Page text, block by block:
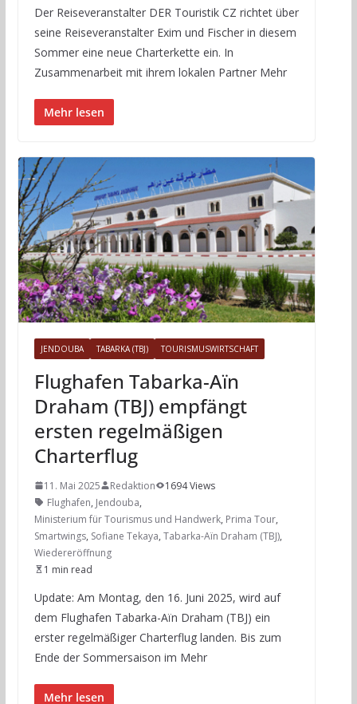
Der Reiseveranstalter DER Touristik CZ richtet über
seine Reiseveranstalter Exim und Fischer in diesem
Sommer eine neue Charterkette ein. In
Zusammenarbeit mit ihrem lokalen Partner Mehr
Mehr lesen
JENDOUBA TABARKA (TBJ) TOURISMUSWIRTSCHAFT
Flughafen Tabarka-Aïn
Draham (TBJ) empfängt
ersten regelmäßigen
Charterflug
11. Mai 2025 Redaktion
1694 Views
Flughafen, Jendouba,
Ministerium für Tourismus und Handwerk, Prima Tour,
Smartwings, Sofiane Tekaya, Tabarka-Aïn Draham (TBJ),
Wiedereröffnung
1 min read
Update: Am Montag, den 16. Juni 2025, wird auf
dem Flughafen Tabarka-Aïn Draham (TBJ) ein
erster regelmäßiger Charterflug landen. Bis zum
Ende der Sommersaison im Mehr
Mehr lesen